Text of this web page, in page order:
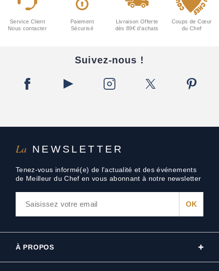
La NEWSLETTER
Tenez-vous informé(e) de l'actualité et des événements
de Meilleur du Chef en vous abonnant à notre newsletter
Service Client
Nous contacter
Paiement
Sécurisé
Livraison Offerte
dès 89€ d'achats
Coups de Cœur
du Chef
Suivez-nous !
À PROPOS